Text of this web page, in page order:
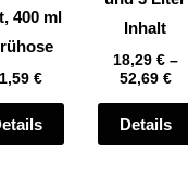
400 ml
€
Produktseite
gewählt
Inhalt
18,29 €–
52,69 €
Details